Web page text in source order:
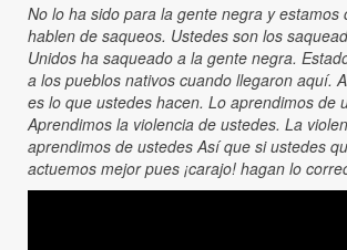
No lo ha sido para la gente negra y estamos
hablen de saqueos. Ustedes son los
Unidos ha saqueado a la gente negra.
a los pueblos nativos cuando llegaron aquí.
es lo que ustedes hacen. Lo aprendimos de
Aprendimos la violencia de ustedes. La
aprendimos de ustedes Así que si ustedes
actuemos mejor pues ¡carajo! hagan lo